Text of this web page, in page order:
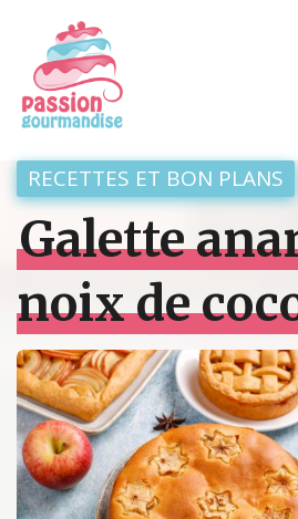
RECETTES ET BON PLANS
Galette
noix de